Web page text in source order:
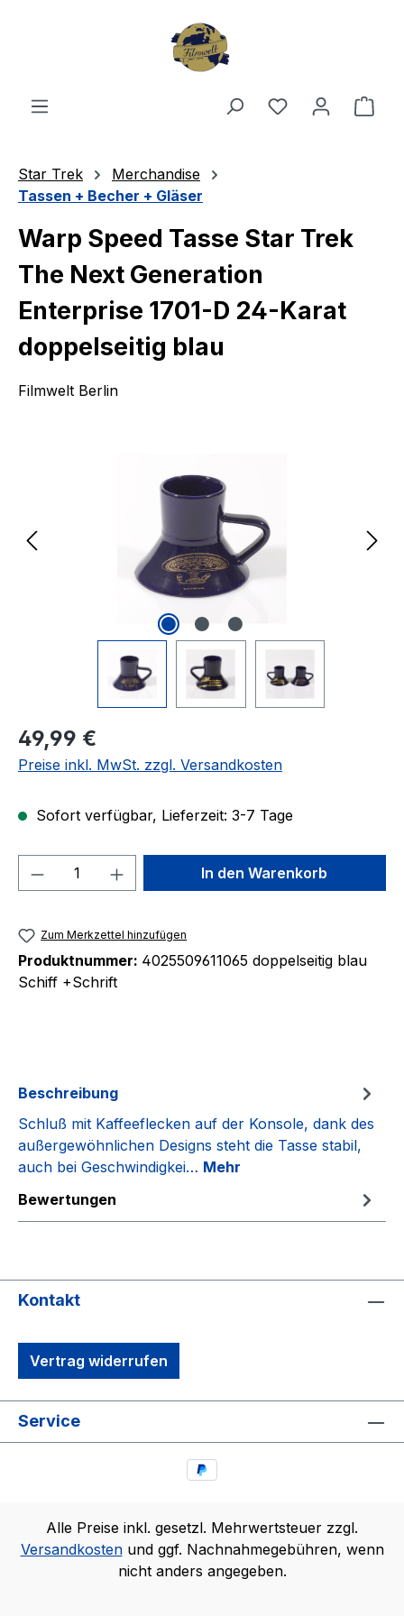
Du hast 0
Star Trek
Merchandise
Tassen + Becher + Gläser
Warp Speed Tasse Star Trek
The Next Generation
Enterprise 1701-D 24-Karat
doppelseitig blau
Filmwelt Berlin
Regulärer Preis:
49,99 €
Preise inkl. MwSt. zzgl. Versandkosten
Sofort verfügbar, Lieferzeit: 3-7 Tage
Produkt Anzahl: Gib denIn den Warenkorb
Zum Merkzettel hinzufügen
Produktnummer: 4025509611065 doppelseitig blau
Schiff +Schrift
Beschreibung
Schluß mit Kaffeeflecken auf der Konsole, dank des
außergewöhnlichen Designs steht die Tasse stabil,
auch bei Geschwindigkei… Mehr
Bewertungen
Kontakt
Vertrag widerrufen
Service
Alle Preise inkl. gesetzl. Mehrwertsteuer zzgl.
Versandkostenund ggf. Nachnahmegebühren, wenn
nicht anders angegeben.